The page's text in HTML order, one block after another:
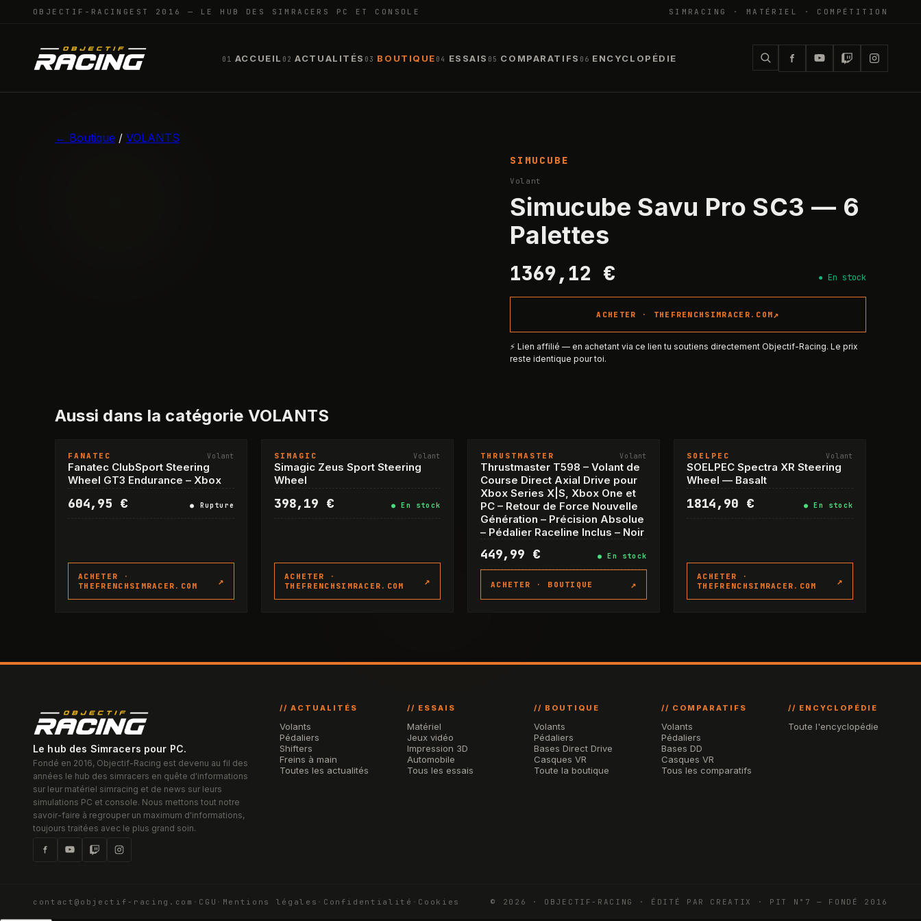
OBJECTIF-RACING EST 2016 — LE HUB DES SIMRACERS PC ET CONSOLE SIMRACING · MATÉRIEL · COMPÉTITION
01 ACCUEIL 02 ACTUALITÉS 03 BOUTIQUE 04 ESSAIS 05 COMPARATIFS 06 ENCYCLOPÉDIE
← Boutique / VOLANTS
SIMUCUBE
Volant
Simucube Savu Pro SC3 — 6
Palettes
1369,12 € ● En stock
ACHETER · THEFRENCHSIMRACER.COM↗
⚡ Lien affilié — en achetant via ce lien tu soutiens directement Objectif-Racing. Le prix
reste identique pour toi.
Aussi dans la catégorie VOLANTS
RUPTURE
FANATEC Volant
Fanatec ClubSport Steering
Wheel GT3 Endurance – Xbox
604,95 € ● Rupture
ACHETER ·
THEFRENCHSIMRACER.COM
↗
SIMAGIC Volant
Simagic Zeus Sport Steering
Wheel
398,19 € ●En stock
ACHETER ·
THEFRENCHSIMRACER.COM
↗
THRUSTMASTER Volant
Thrustmaster T598 – Volant de
Course Direct Axial Drive pour
Xbox Series X|S, Xbox One et
PC – Retour de Force Nouvelle
Génération – Précision Absolue
– Pédalier Raceline Inclus – Noir
449,99 € ●En stock
ACHETER · BOUTIQUE ↗
SOELPEC Volant
SOELPEC Spectra XR Steering
Wheel — Basalt
1814,90 € ●En stock
ACHETER ·
THEFRENCHSIMRACER.COM
↗
Le hub des Simracers pour PC.
Fondé en 2016, Objectif-Racing est devenu au fil des
années le hub des simracers en quête d'informations
sur leur matériel simracing et de news sur leurs
simulations PC et console. Nous mettons tout notre
savoir-faire à regrouper un maximum d'informations,
toujours traitées avec le plus grand soin.
// ACTUALITÉS
Volants
Pédaliers
Shifters
Freins à main
Toutes les actualités
// ESSAIS
Matériel
Jeux vidéo
Impression 3D
Automobile
Tous les essais
// BOUTIQUE
Volants
Pédaliers
Bases Direct Drive
Casques VR
Toute la boutique
// COMPARATIFS
Volants
Pédaliers
Bases DD
Casques VR
Tous les comparatifs
// ENCYCLOPÉDIE
Toute l'encyclopédie
contact@objectif-racing.com · CGU · Mentions légales · Confidentialité · Cookies © 2026 · OBJECTIF-RACING · ÉDITÉ PAR CREATIX · PIT N°7 — FONDÉ 2016